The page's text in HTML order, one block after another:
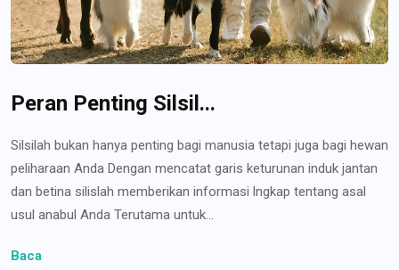
Peran Penting Silsil...
Silsilah bukan hanya penting bagi manusia tetapi juga bagi hewan
peliharaan Anda Dengan mencatat garis keturunan induk jantan
dan betina silislah memberikan informasi lngkap tentang asal
usul anabul Anda Terutama untuk...
Baca